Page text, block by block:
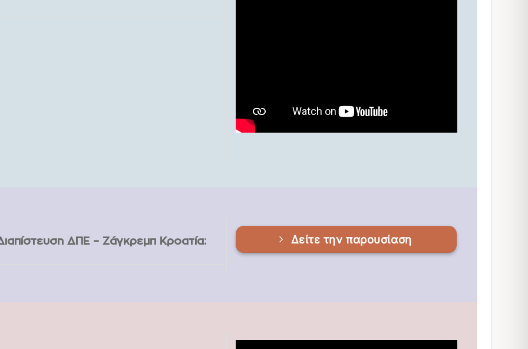
ΔΠΕ – Ζάγκρεμπ Κροατία: Δείτε την παρουσίαση